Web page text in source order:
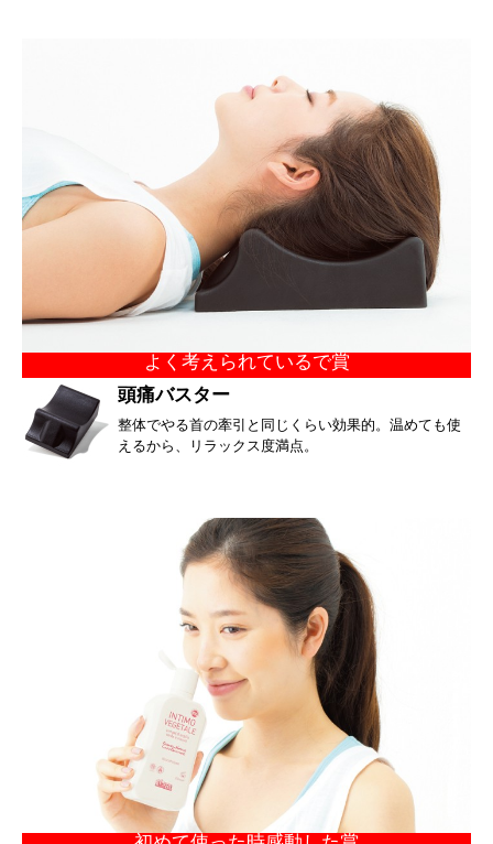
よく考えられているで賞
頭痛バスター
整体でやる首の牽引と同じくらい効果的。温めても使
えるから、リラックス度満点。